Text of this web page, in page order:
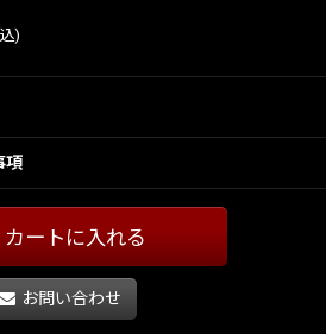
)
項
カートに入れる
お問い合わせ